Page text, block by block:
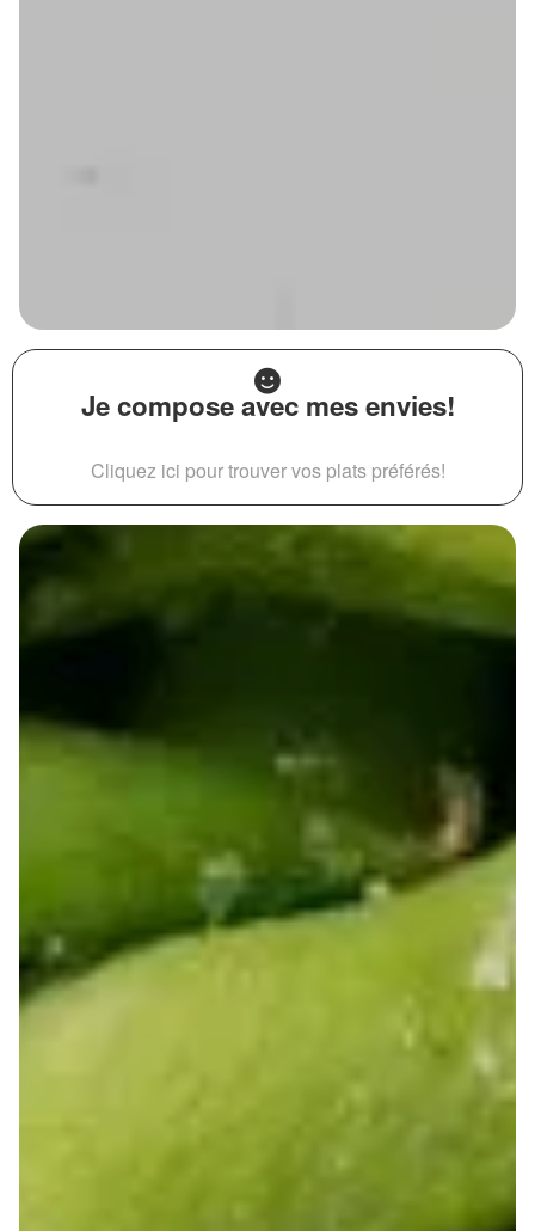
Je compose avec mes envies!
Cliquez ici pour trouver vos plats préférés!